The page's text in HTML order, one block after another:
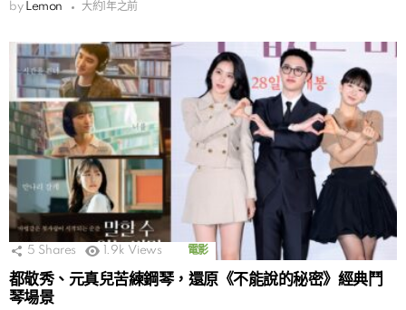
by Lemon 大約1年之前
5 Shares 1.9k Views 電影
都敬秀、元真兒苦練鋼琴，還原《不能說的秘密》經典鬥
琴場景